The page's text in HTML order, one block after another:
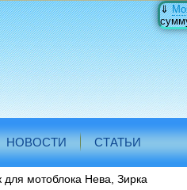
⇓
НОВОСТИ СТАТЬИ
мотоблока Нева, Зирка